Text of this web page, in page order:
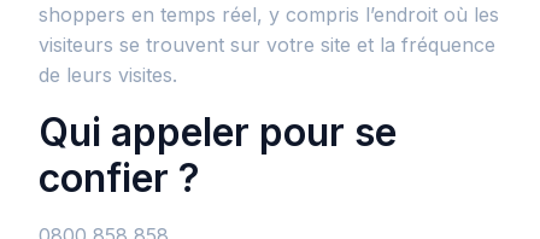
shoppers en temps réel, y compris l’endroit où les
visiteurs se trouvent sur votre site et la fréquence
de leurs visites.
Qui appeler pour se
confier ?